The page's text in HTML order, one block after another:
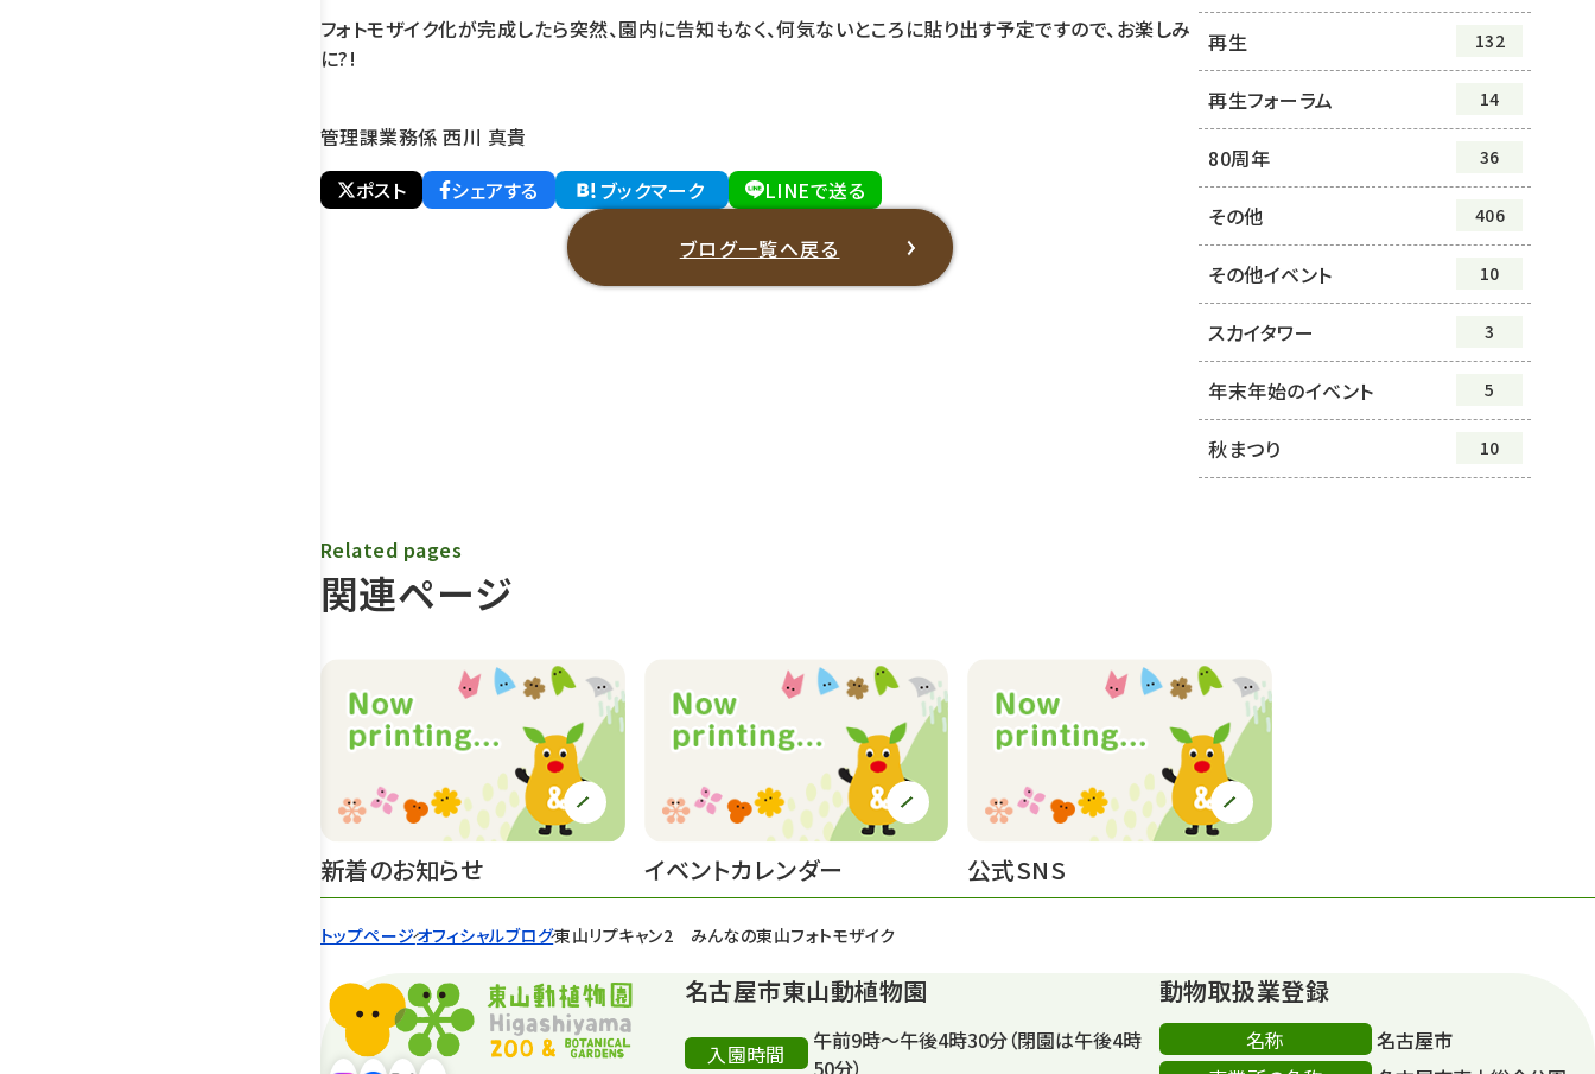
トップページオフィシャルブログ東山リプキャン2 みんなの東山フォトモザイク
フォトモザイク化が完成したら突然、園内に告知もなく、何気ないところに貼り出す予定ですので、お楽しみ
に?!
管理課業務係 西川 真貴
ポスト
シェアする ブックマーク LINEで送る
ブログ一覧へ戻る
再生 132
再生フォーラム 14
80周年 36
その他 406
その他イベント 10
スカイタワー 3
年末年始のイベント 5
秋まつり 10
関連ページ
Related pages
新着のお知らせ イベントカレンダー 公式SNS
名古屋市東山動植物園
入園時間
午前9時～午後4時30分（閉園は午後4時
50分）
動物取扱業登録
名称
名古屋市